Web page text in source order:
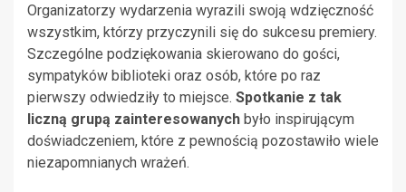
Organizatorzy wydarzenia wyrazili swoją wdzięczność
wszystkim, którzy przyczynili się do sukcesu premiery.
Szczególne podziękowania skierowano do gości,
sympatyków biblioteki oraz osób, które po raz
pierwszy odwiedziły to miejsce. Spotkanie z tak
liczną grupą zainteresowanych było inspirującym
doświadczeniem, które z pewnością pozostawiło wiele
niezapomnianych wrażeń.